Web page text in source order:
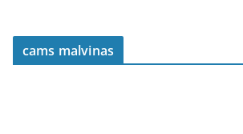
cams malvinas